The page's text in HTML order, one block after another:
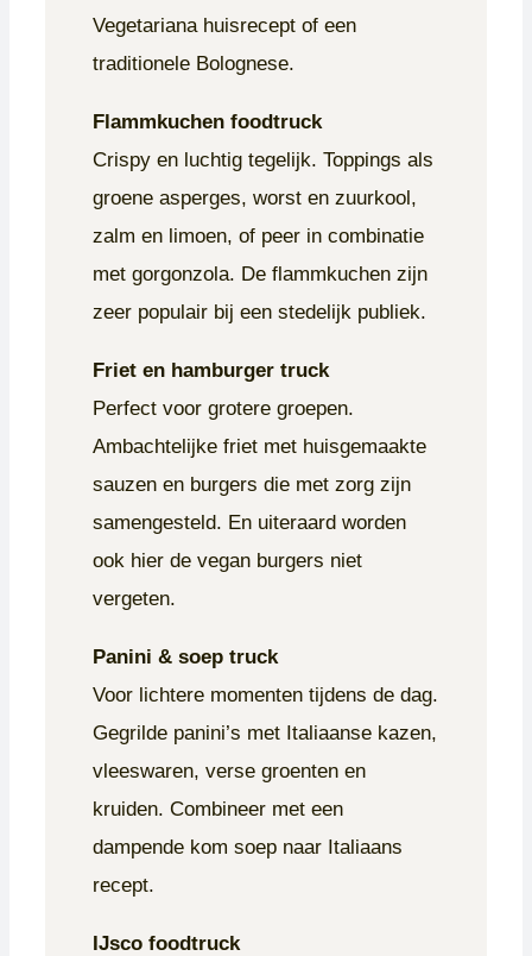
Vegetariana huisrecept of een
traditionele Bolognese.
Flammkuchen foodtruck
Crispy en luchtig tegelijk. Toppings als
groene asperges, worst en zuurkool,
zalm en limoen, of peer in combinatie
met gorgonzola. De flammkuchen zijn
zeer populair bij een stedelijk publiek.
Friet en hamburger truck
Perfect voor grotere groepen.
Ambachtelijke friet met huisgemaakte
sauzen en burgers die met zorg zijn
samengesteld. En uiteraard worden
ook hier de vegan burgers niet
vergeten.
Panini & soep truck
Voor lichtere momenten tijdens de dag.
Gegrilde panini’s met Italiaanse kazen,
vleeswaren, verse groenten en
kruiden. Combineer met een
dampende kom soep naar Italiaans
recept.
IJsco foodtruck